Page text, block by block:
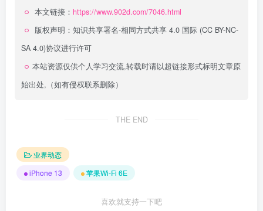
本文链接： https://www.902d.com/7046.html
版权声明： 知识共享署名-相同方式共享 4.0 国际 (CC BY-NC-
SA 4.0)协议进行许可
本站资源仅供个人学习交流,转载时请以超链接形式标明文章原
始出处,（如有侵权联系删除）
THE END
业界动态
iPhone 13
苹果Wi-Fi 6E
喜欢就支持一下吧